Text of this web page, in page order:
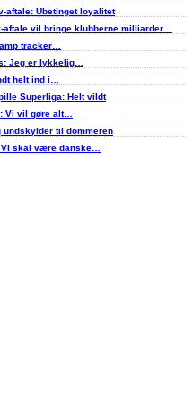
aftale: Ubetinget loyalitet
aftale vil bringe klubberne milliarder…
tracker…
Jeg er lykkelig…
helt ind i…
Superliga: Helt vildt
Vi vil gøre alt…
undskylder til dommeren
skal være danske…